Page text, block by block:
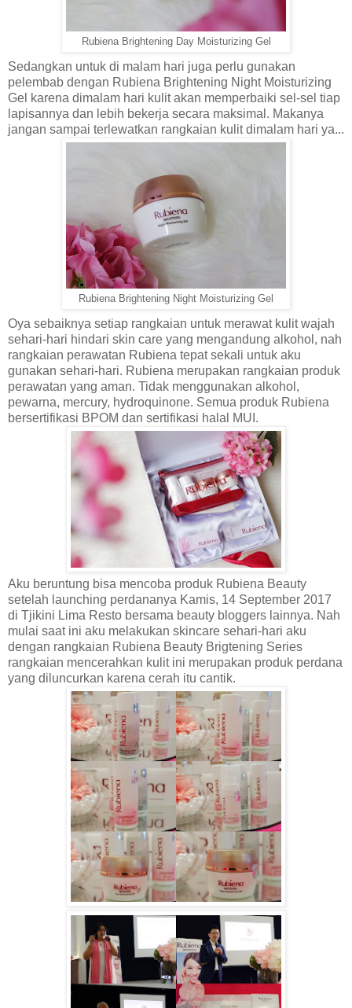
Rubiena Brightening Day Moisturizing Gel
Sedangkan untuk di malam hari juga perlu gunakan
pelembab dengan Rubiena Brightening Night Moisturizing
Gel karena dimalam hari kulit akan memperbaiki sel-sel tiap
lapisannya dan lebih bekerja secara maksimal. Makanya
jangan sampai terlewatkan rangkaian kulit dimalam hari ya...
Rubiena Brightening Night Moisturizing Gel
Oya sebaiknya setiap rangkaian untuk merawat kulit wajah
sehari-hari hindari skin care yang mengandung alkohol, nah
rangkaian perawatan Rubiena tepat sekali untuk aku
gunakan sehari-hari. Rubiena merupakan rangkaian produk
perawatan yang aman. Tidak menggunakan alkohol,
pewarna, mercury, hydroquinone. Semua produk Rubiena
bersertifikasi BPOM dan sertifikasi halal MUI.
Aku beruntung bisa mencoba produk Rubiena Beauty
setelah launching perdananya Kamis, 14 September 2017
di Tjikini Lima Resto bersama beauty bloggers lainnya. Nah
mulai saat ini aku melakukan skincare sehari-hari aku
dengan rangkaian Rubiena Beauty Brigtening Series
rangkaian mencerahkan kulit ini merupakan produk perdana
yang diluncurkan karena cerah itu cantik.